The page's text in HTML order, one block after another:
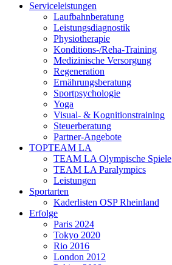
Serviceleistungen
Laufbahnberatung
Leistungsdiagnostik
Physiotherapie
Konditions-/Reha-Training
Medizinische Versorgung
Regeneration
Ernährungsberatung
Sportpsychologie
Yoga
Visual- & Kognitionstraining
Steuerberatung
Partner-Angebote
TOPTEAM LA
TEAM LA Olympische Spiele
TEAM LA Paralympics
Leistungen
Sportarten
Kaderlisten OSP Rheinland
Erfolge
Paris 2024
Tokyo 2020
Rio 2016
London 2012